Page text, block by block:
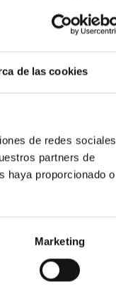
de las cookies
de redes sociales
partners de
haya proporcionado o
Marketing